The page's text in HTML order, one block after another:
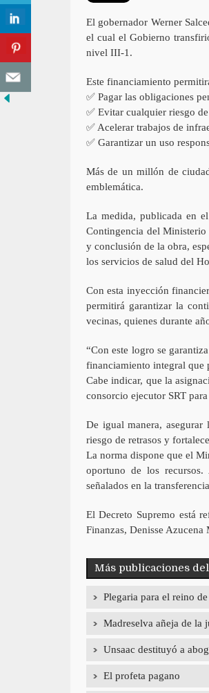
El gobernador Werner
el cual el Gobierno
nivel III-1.
Este financiamiento
✅ Pagar las obligaciones
✅ Evitar cualquier riesgo
✅ Acelerar trabajos de
✅ Garantizar un uso
Más de un millón de
emblemática.
La medida, publicada en
Contingencia del
y conclusión de la obra,
los servicios de salud del
Con esta inyección
permitirá garantizar la
vecinas, quienes durante
“Con este logro se
financiamiento integral que
Cabe indicar, que la
consorcio ejecutor SRT
De igual manera,
riesgo de retrasos y
La norma dispone que el
oportuno de los recursos.
señalados en la
El Decreto Supremo está
Finanzas, Denisse
Más publicaciones
Plegaria para el reino
Madreselva añeja de la
Unsaac destituyó a
El profeta pagano